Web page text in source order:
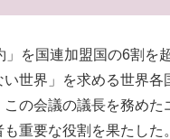
を国連加盟国の6割を
世界」を求める世界
の会議の議長を務めた
重要な役割を果たした